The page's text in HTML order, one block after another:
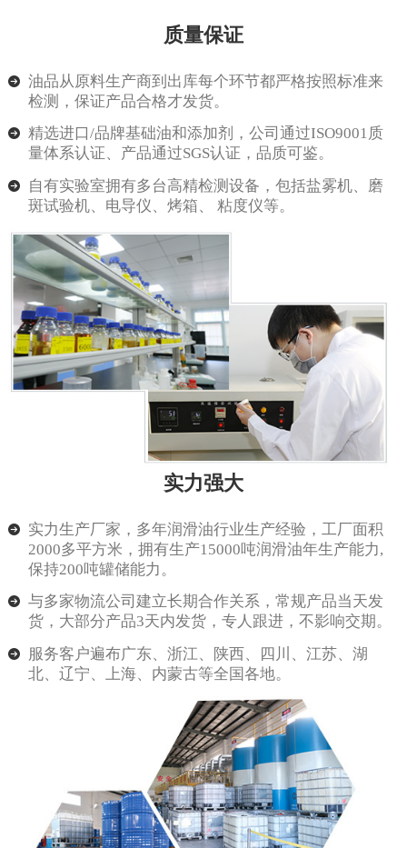
质量保证
油品从原料生产商到出库每个环节都严格按照标准来
检测，保证产品合格才发货。
精选进口/品牌基础油和添加剂，公司通过ISO9001质
量体系认证、产品通过SGS认证，品质可鉴。
自有实验室拥有多台高精检测设备，包括盐雾机、磨
斑试验机、电导仪、烤箱、 粘度仪等。
实力强大
实力生产厂家，多年润滑油行业生产经验，工厂面积
2000多平方米，拥有生产15000吨润滑油年生产能力,
保持200吨罐储能力。
与多家物流公司建立长期合作关系，常规产品当天发
货，大部分产品3天内发货，专人跟进，不影响交期。
服务客户遍布广东、浙江、陕西、四川、江苏、湖
北、辽宁、上海、内蒙古等全国各地。